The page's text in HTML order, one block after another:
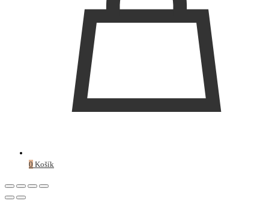
0 Košík